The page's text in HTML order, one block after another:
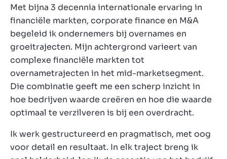
Met bijna 3 decennia internationale ervaring in
financiële markten, corporate finance en M&A
begeleid ik ondernemers bij overnames en
groeitrajecten. Mijn achtergrond varieert van
complexe financiële markten tot
overnametrajecten in het mid-marketsegment.
Die combinatie geeft me een scherp inzicht in
hoe bedrijven waarde creëren en hoe die waarde
optimaal te verzilveren is bij een overdracht.
Ik werk gestructureerd en pragmatisch, met oog
voor detail en resultaat. In elk traject breng ik